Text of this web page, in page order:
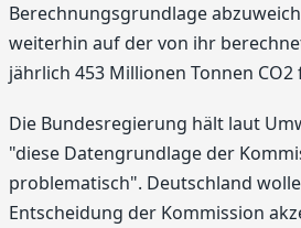
Berechnungsgrundlage
weiterhin auf der von ihr
jährlich 453 Millionen Tonnen
Die Bundesregierung hält laut
"diese Datengrundlage der
problematisch". Deutschland
Entscheidung der Kommission